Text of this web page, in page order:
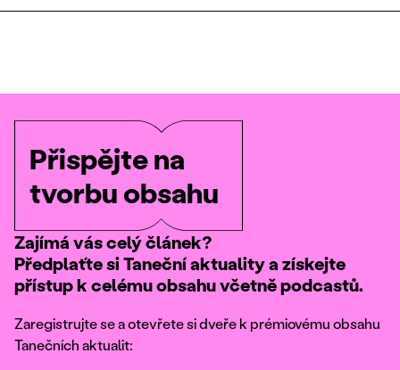
Přispějte na
tvorbu obsahu
Zajímá vás celý článek?
Předplaťte si Taneční aktuality a získejte
přístup k celému obsahu včetně podcastů.
Zaregistrujte se a otevřete si dveře k prémiovému obsahu
Tanečních aktualit: